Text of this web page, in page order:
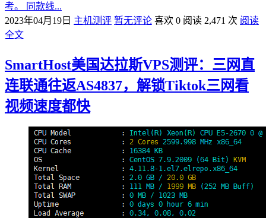
考。 同款线...
2023年04月19日 主机测评 暂无评论 喜欢 0 阅读 2,471 次 阅读
全文
SmartHost美国达拉斯VPS测评：三网直
连联通往返AS4837，解锁Tiktok三网看
视频速度都快